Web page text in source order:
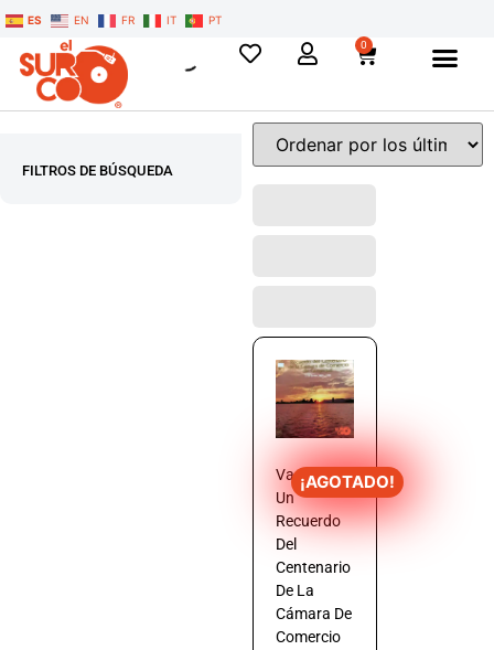
ES EN FR IT PT
0
FILTROS DE BÚSQUEDA
¡AGOTADO!
Varios –
Un
Recuerdo
Del
Centenario
De La
Cámara De
Comercio